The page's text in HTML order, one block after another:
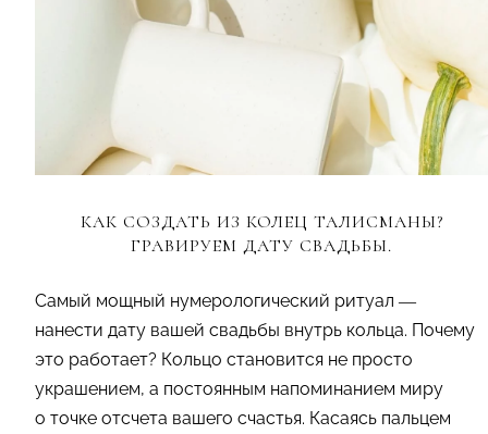
КАК СОЗДАТЬ ИЗ КОЛЕЦ ТАЛИСМАНЫ?
ГРАВИРУЕМ ДАТУ СВАДЬБЫ.
Самый мощный нумерологический ритуал —
нанести дату вашей свадьбы внутрь кольца. Почему
это работает? Кольцо становится не просто
украшением, а постоянным напоминанием миру
о точке отсчета вашего счастья. Касаясь пальцем